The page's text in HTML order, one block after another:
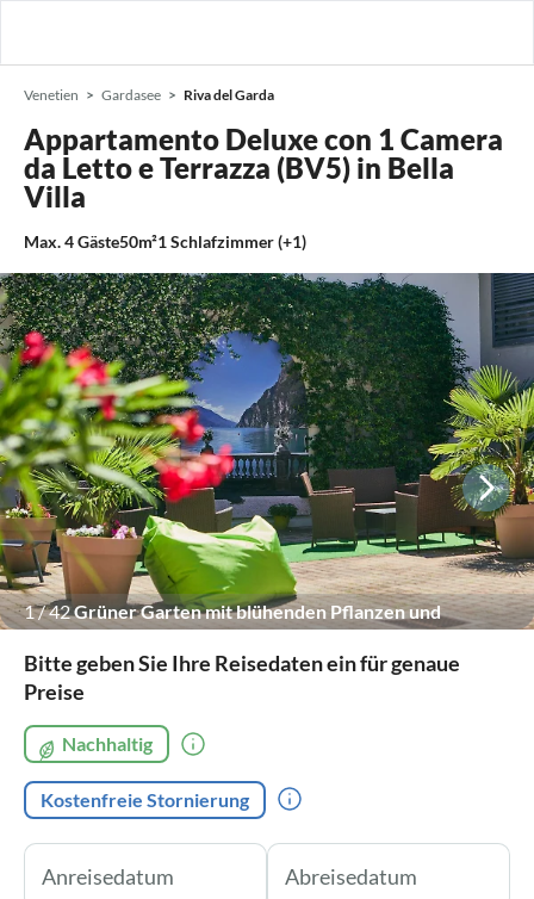
Venetien Gardasee Riva del Garda
Appartamento Deluxe con 1 Camera
da Letto e Terrazza (BV5) in Bella
Villa
Max.4Gäste50m²1Schlafzimmer (+1)
1/42Grüner Garten mit blühenden Pflanzen und
Bitte geben Sie Ihre Reisedaten ein für genaue
Preise
Nachhaltig
Kostenfreie Stornierung